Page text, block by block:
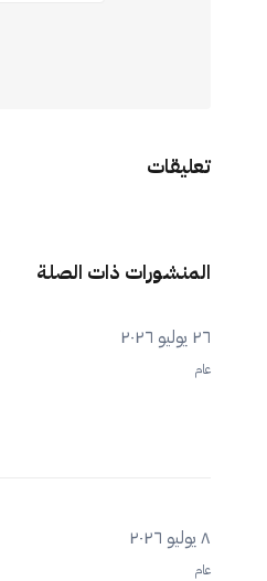
تعليقات
المنشورات ذات الصلة
٢٦ يوليو ٢٠٢٦
عام
٨ يوليو ٢٠٢٦
عام